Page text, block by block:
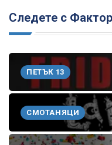
Следете с Фактор
ПЕТЪК 13
СМОТАНЯЦИ